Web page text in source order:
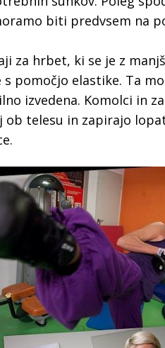
biti predvsem na
za hrbet, ki se je z
s pomočjo elastike. Ta
izvedena. Komolci in
ob telesu in zapirajo